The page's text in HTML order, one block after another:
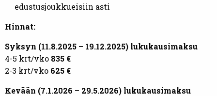
edustusjoukkueisiin asti
Hinnat:
Syksyn (11.8.2025 – 19.12.2025) lukukausimaksu
4-5 krt/vko 835 €
2-3 krt/vko 625 €
Kevään (7.1.2026 – 29.5.2026) lukukausimaksu